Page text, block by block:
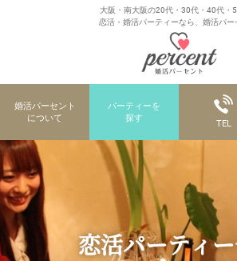
大阪・南大阪の20代・30代・40代・
恋活・婚活パーティーなら、婚活パー
婚活パーセント
について
パーティーを
探す
TEL
恋活パーティ